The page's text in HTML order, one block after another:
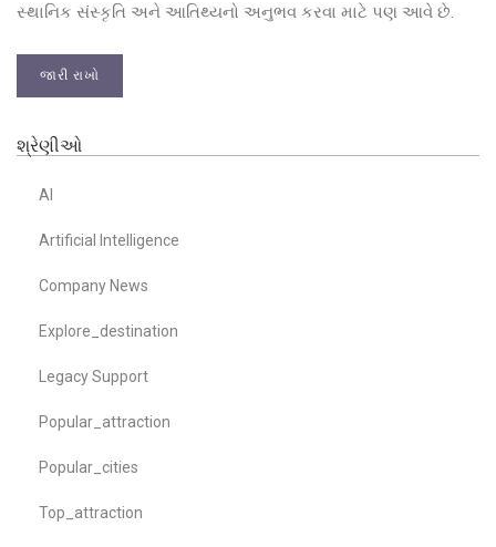
સ્થાનિક સંસ્કૃતિ અને આતિથ્યનો અનુભવ કરવા માટે પણ આવે છે.
જારી રાખો
શ્રેણીઓ
AI
Artificial Intelligence
Company News
Explore_destination
Legacy Support
Popular_attraction
Popular_cities
Top_attraction